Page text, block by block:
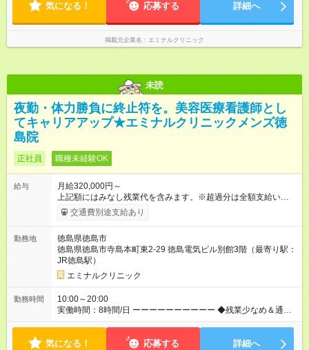
気になる！ 応募する 詳細へ
掲載元企業名 エミナルクリニック
未読
夜勤・体力勝負に終止符を。美容医療看護師とし
てキャリアアップ★エミナルクリニックメンズ徳
島院
正社員 職種未経験OK
給与
月給320,000円～
上記額にはみなし残業代を含みます。※超過分は全額支給いたし
ます。 みなし残業代 43,900円／月 みなし残業時間 23時間／月
【試用期間】試用期間あり 試用期間の長さ：6ヶ月 ※ 雇用形態
採用（契約社員） 給与：月給 300,000円 ～ 300,000円 上記額に
はみなし残業代を含みます。※超過分は全額支給いたします。
みなし残業代 40,800円／月 みなし残業時間 23時間／月
交通費別途支給あり
勤務地
徳島県徳島市
徳島県徳島市寺島本町東2-29 徳島電気ビル別館3階（最寄り駅：
JR徳島駅）
エミナルクリニック
勤務時間
10:00～20:00
実働時間：8時間/日 ーーーーーーーーーー ◆残業少なめ＆通勤
も楽々◆ ーーーーーーーーーー 10時開院のため、朝はゆっくり
ーーーーーーーーー ◆夜勤はありません◆ ーーーーーーーーー
気になる！ 応募する 詳細へ